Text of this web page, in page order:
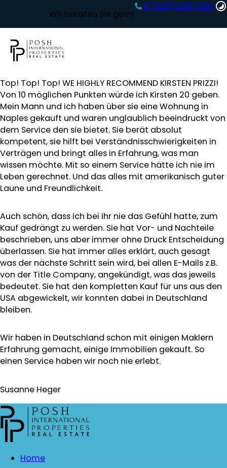
Wir beraten Sie gern!
+1 (239) 248-1667‬
Top! Top! Top! WE HIGHLY RECOMMEND KIRSTEN PRIZZI!
Von 10 möglichen Punkten würde ich Kirsten 20 geben.
Mein Mann und ich haben über sie eine Wohnung in
Naples gekauft und waren unglaublich beeindruckt von
dem Service den sie bietet. Sie berät absolut
kompetent, sie hilft bei Verständnisschwierigkeiten in
Verträgen und bringt alles in Erfahrung, was man
wissen möchte. Mit so einem Service hätte ich nie im
Leben gerechnet. Und das alles mit amerikanisch guter
Laune und Freundlichkeit.
Auch schön, dass ich bei ihr nie das Gefühl hatte, zum
Kauf gedrängt zu werden. Sie hat Vor- und Nachteile
beschrieben, uns aber immer ohne Druck Entscheidung
überlassen. Sie hat immer alles erklärt, auch gesagt
was der nächste Schritt sein wird, bei allen E-Mails z.B.
von der Title Company, angekündigt, was das jeweils
bedeutet. Sie hat den kompletten Kauf für uns aus den
USA abgewickelt, wir konnten dabei in Deutschland
bleiben.
Wir haben in Deutschland schon mit einigen Maklern
Erfahrung gemacht, einige Immobilien gekauft. So
einen Service haben wir noch nie erlebt.
Susanne Heger
Home